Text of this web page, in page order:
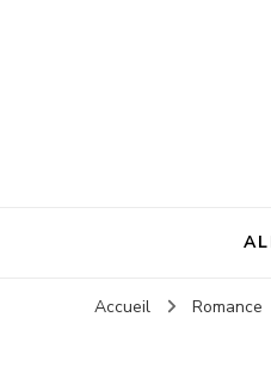
Accueil Romance